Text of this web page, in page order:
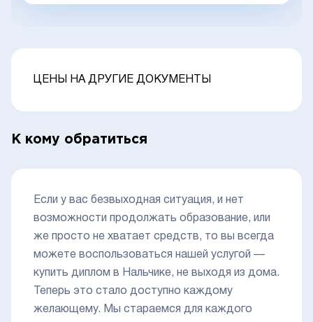
ЦЕНЫ НА ДРУГИЕ ДОКУМЕНТЫ
К кому обратиться
Если у вас безвыходная ситуация, и нет
возможности продолжать образование, или
же просто не хватает средств, то вы всегда
можете воспользоваться нашей услугой —
купить диплом в Нальчике, не выходя из дома.
Теперь это стало доступно каждому
желающему. Мы стараемся для каждого